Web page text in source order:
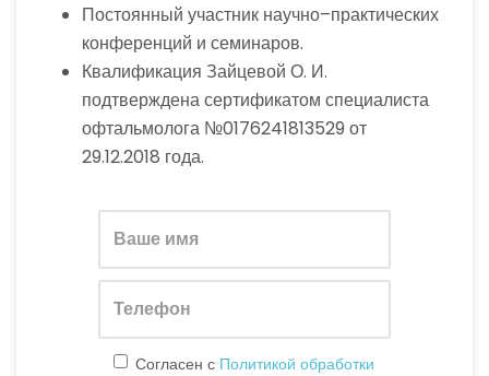
Постоянный участник научно–практических
конференций и семинаров.
Квалификация Зайцевой О. И.
подтверждена сертификатом специалиста
офтальмолога №0176241813529 от
29.12.2018 года.
Согласен с Политикой обработки